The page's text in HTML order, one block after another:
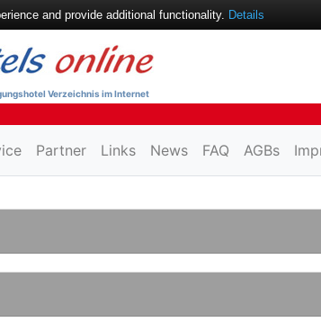
Verzeichnis im Internet
Partner Links News FAQ AGBs
and provide additional functionality. Details